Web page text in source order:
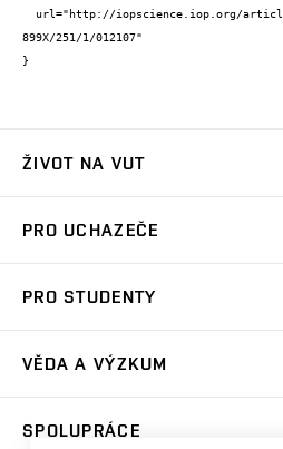
899X/251/1/012107"
}
ŽIVOT NA VUT
Koleje
Sport na VUT
PRO UCHAZEČE
Dny otevřených dveří
Celoživotní vzdělávání
PRO STUDENTY
Harmonogram akademického roku
Zpracování osobních údajů studentů
Sociální bezpečí
VĚDA A VÝZKUM
SPOLUPRÁCE